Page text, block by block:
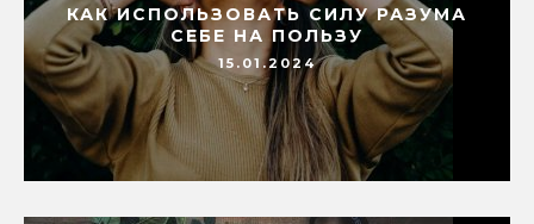
КАК ИСПОЛЬЗОВАТЬ СИЛУ РАЗУМА
СЕБЕ НА ПОЛЬЗУ
15.01.2024